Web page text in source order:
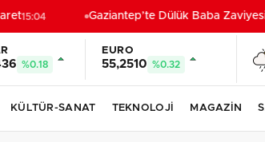
15:04 Gaziantep’te Dülük Baba
%0.18
EURO
55,2510 %0.32
KÜLTÜR-SANAT TEKNOLOJİ MAGAZİN